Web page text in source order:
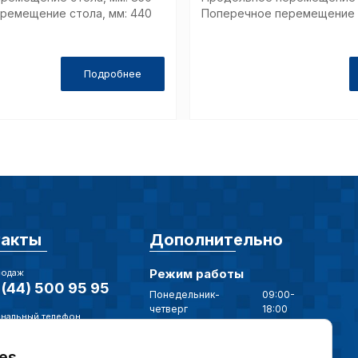
стола, мм: 440
Подробнее
Поперечное перемещение
500 95 95
телефон
Дополнительно
Режим работы
Понедельник-
четверг
09:00-
18:00